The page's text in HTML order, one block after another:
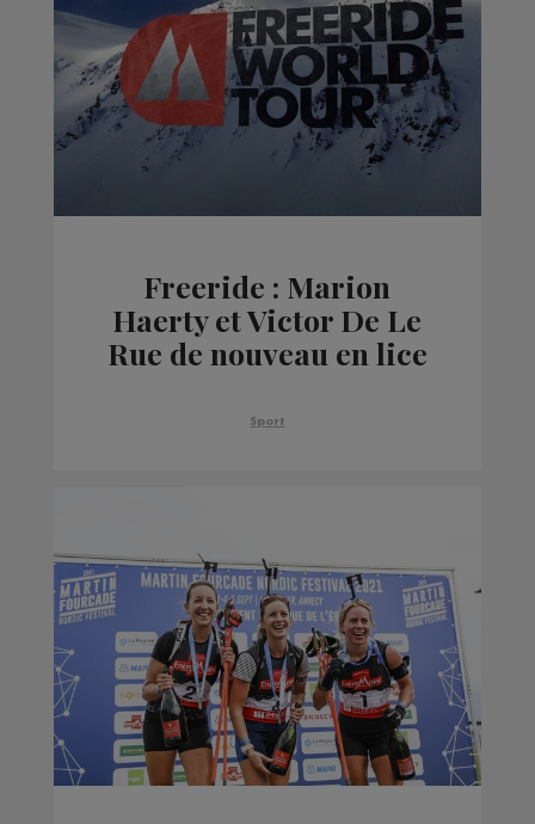
Freeride : Marion
Haerty et Victor De Le
Rue de nouveau en lice
défendre leur titre
Sport